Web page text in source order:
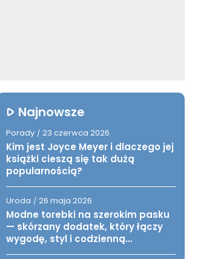
Najnowsze
Porady / 23 czerwca 2026
Kim jest Joyce Meyer i dlaczego jej
książki cieszą się tak dużą
popularnością?
Uroda / 26 maja 2026
Modne torebki na szerokim pasku
— skórzany dodatek, który łączy
wygodę, styl i codzienną